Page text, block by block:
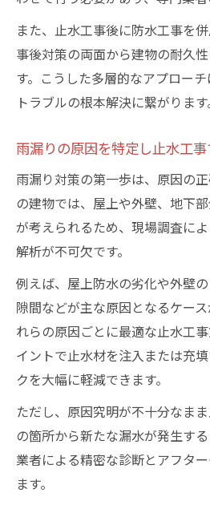
信頼できる止水工事業
止水工事の相談時に聞
止水工事の保証内容と
また、止水工事後に防水工事を
事後対策の両面から建物の耐久
す。こうした多層的なアプロー
トラブルの根本解決に繋がります
雨漏りの原因を特定し止水工
雨漏り対策の第一歩は、原因の
の建物では、屋上や外壁、地下
が考えられるため、現場調査に
解析が不可欠です。
例えば、屋上防水の劣化や外壁
隙間などが主な原因となるケー
れらの原因ごとに最適な止水工
イントで止水材を注入または充
クを大幅に軽減できます。
ただし、原因究明が不十分なま
の箇所から新たな漏水が発生す
業者による精密な診断とアフタ
ます。